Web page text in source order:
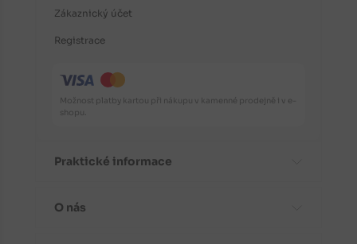
Zákaznický účet
Registrace
Možnost platby kartou při nákupu v kamenné prodejně i v e-
shopu.
Praktické informace
Časté dotazy
O nás